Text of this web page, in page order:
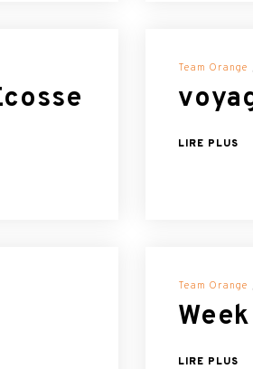
Team Orange
LIRE PLUS
Team Orange
LIRE PLUS